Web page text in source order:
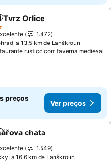
aos favoritos
Tvrz Orlice
1.472
a 13.5 km de Lanškroun
rústico com taverna medieval
preços
Ver preços
aos favoritos
chata
1.549
a 16.6 km de Lanškroun